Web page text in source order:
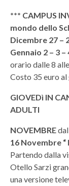
*** CAMPUS
mondo dello
Dicembre 27 –
Gennaio 2 – 3 –
orario dalle 8
Costo 35 euro
GIOVEDì IN
ADULTI
NOVEMBRE
16 Novembre
Partendo dalla
Otello Sarzi
una versione